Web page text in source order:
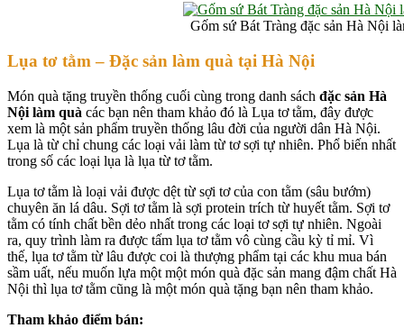
Gốm sứ Bát Tràng đặc sản Hà Nội
Lụa tơ tằm – Đặc sản làm quà tại Hà Nội
Món quà tặng truyền thống cuối cùng trong danh sách đặc sản Hà
Nội làm quà các bạn nên tham khảo đó là Lụa tơ tằm, đây được
xem là một sản phẩm truyền thống lâu đời của người dân Hà Nội.
Lụa là từ chỉ chung các loại vải làm từ tơ sợi tự nhiên. Phổ biến nhất
trong số các loại lụa là lụa từ tơ tằm.
Lụa tơ tằm là loại vải được dệt từ sợi tơ của con tằm (sâu bướm)
chuyên ăn lá dâu. Sợi tơ tằm là sợi protein trích từ huyết tằm. Sợi tơ
tằm có tính chất bền dẻo nhất trong các loại tơ sợi tự nhiên. Ngoài
ra, quy trình làm ra được tấm lụa tơ tằm vô cùng cầu kỳ tỉ mỉ. Vì
thế, lụa tơ tằm từ lâu được coi là thượng phẩm tại các khu mua bán
sầm uất, nếu muốn lựa một một món quà đặc sản mang đậm chất Hà
Nội thì lụa tơ tằm cũng là một món quà tặng bạn nên tham khảo.
Tham khảo điểm bán: